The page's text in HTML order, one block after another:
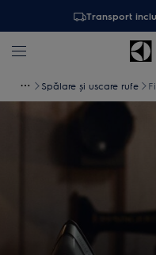
Transport
Spălare și uscare rufe